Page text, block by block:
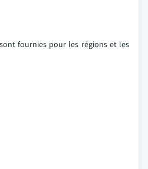
fournies pour les régions et les